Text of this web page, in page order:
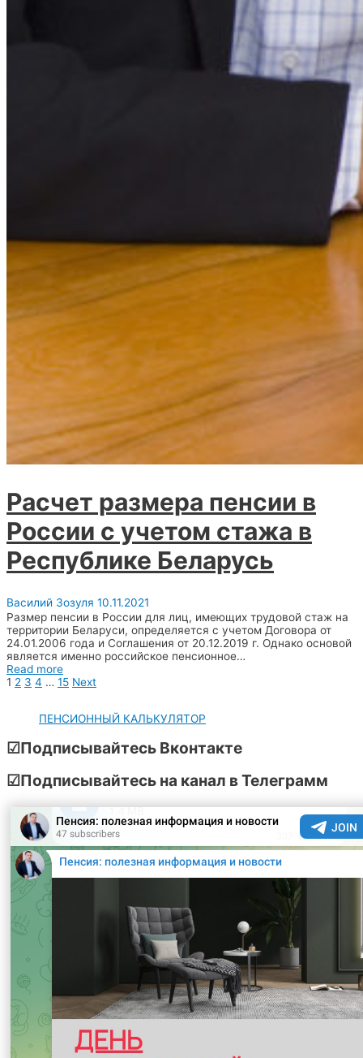
Расчет размера пенсии в
России с учетом стажа в
Республике Беларусь
Василий Зозуля 10.11.2021
Размер пенсии в России для лиц, имеющих трудовой стаж на
территории Беларуси, определяется с учетом Договора от
24.01.2006 года и Соглашения от 20.12.2019 г. Однако основой
является именно российское пенсионное…
Read more
1 2 3 4 … 15 Next
ПЕНСИОННЫЙ КАЛЬКУЛЯТОР
☑Подписывайтесь Вконтакте
☑Подписывайтесь на канал в Телеграмм